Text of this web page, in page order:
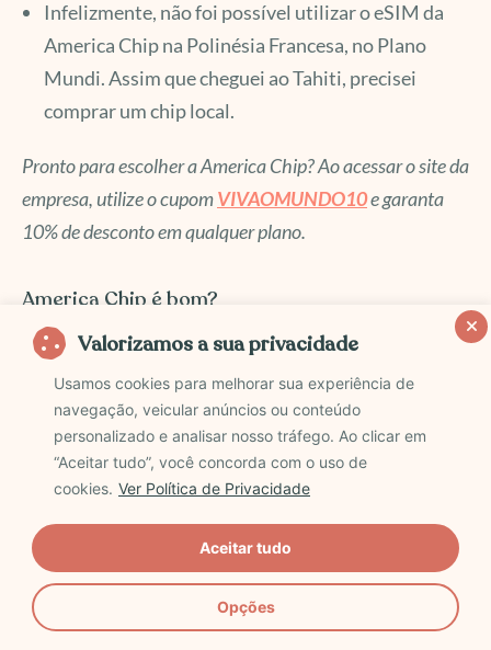
Valorizamos a sua privacidade
Usamos cookies para melhorar sua experiência de
navegação, veicular anúncios ou conteúdo
personalizado e analisar nosso tráfego. Ao clicar em
“Aceitar tudo”, você concorda com o uso de
cookies. Ver Política de Privacidade
Opções
Aceitar tudo
Infelizmente, não foi possível utilizar o eSIM da
America Chip na Polinésia Francesa, no Plano
Mundi. Assim que cheguei ao Tahiti, precisei
comprar um chip local.
Pronto para escolher a America Chip? Ao acessar o site da
empresa, utilize o cupomVIVAOMUNDO10e garanta
10% de desconto em qualquer plano.
America Chip é bom?
Após testar a America Chip em várias
regiões da Europa, e conto nesse post com
detalhes sobre a
confiabilidade da
empresa. Porém, posso afirmar com
segurança que elaé realmente boa!